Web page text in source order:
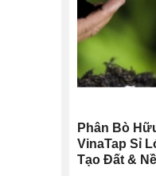
Phân Bò
VinaTap Sỉ
Tạo Đất &